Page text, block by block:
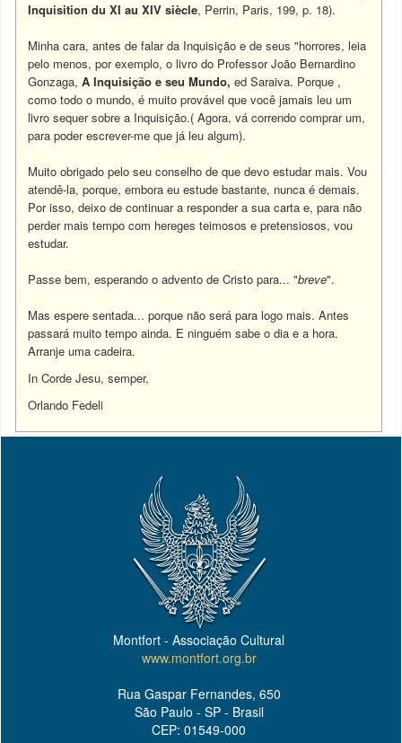
Inquisition du XI au XIV siècle, Perrin, Paris, 199, p. 18).
Minha cara, antes de falar da Inquisição e de seus "horrores, leia
pelo menos, por exemplo, o livro do Professor João Bernardino
Gonzaga, A Inquisição e seu Mundo, ed Saraiva. Porque ,
como todo o mundo, é muito provável que você jamais leu um
livro sequer sobre a Inquisição.( Agora, vá correndo comprar um,
para poder escrever-me que já leu algum).
Muito obrigado pelo seu conselho de que devo estudar mais. Vou
atendê-la, porque, embora eu estude bastante, nunca é demais.
Por isso, deixo de continuar a responder a sua carta e, para não
perder mais tempo com hereges teimosos e pretensiosos, vou
estudar.
Passe bem, esperando o advento de Cristo para... "breve".
Mas espere sentada... porque não será para logo mais. Antes
passará muito tempo ainda. E ninguém sabe o dia e a hora.
Arranje uma cadeira.
In Corde Jesu, semper,
Orlando Fedeli
Montfort - Associação Cultural
www.montfort.org.br
Rua Gaspar Fernandes, 650
São Paulo - SP - Brasil
CEP: 01549-000